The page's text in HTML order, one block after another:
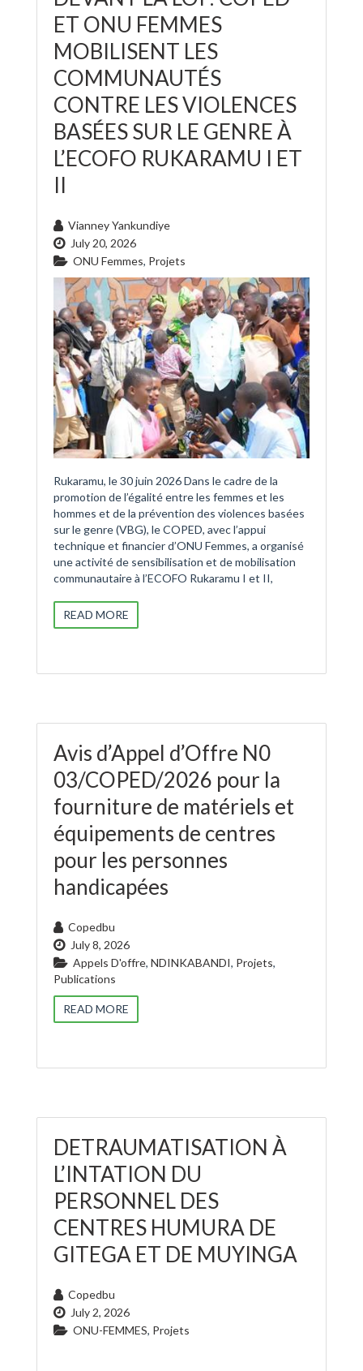
ET ONU FEMMES
MOBILISENT LES
COMMUNAUTÉS
CONTRE LES VIOLENCES
BASÉES SUR LE GENRE À
L’ECOFO RUKARAMU I ET
II
Vianney Yankundiye
July 20, 2026
ONU Femmes, Projets
Rukaramu, le 30 juin 2026 Dans le cadre de la
promotion de l’égalité entre les femmes et les
hommes et de la prévention des violences basées
sur le genre (VBG), le COPED, avec l’appui
technique et financier d’ONU Femmes, a organisé
une activité de sensibilisation et de mobilisation
communautaire à l’ECOFO Rukaramu I et II,
READ MORE
Avis d’Appel d’Offre N0
03/COPED/2026 pour la
fourniture de matériels et
équipements de centres
pour les personnes
handicapées
Copedbu
July 8, 2026
Appels D'offre, NDINKABANDI, Projets,
Publications
READ MORE
DETRAUMATISATION À
L’INTATION DU
PERSONNEL DES
CENTRES HUMURA DE
GITEGA ET DE MUYINGA
Copedbu
July 2, 2026
ONU-FEMMES, Projets